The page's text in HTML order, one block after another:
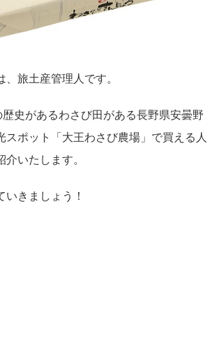
旅土産管理人です。
史があるわさび田がある長野県安曇野
スポット「大王わさび農場」で買える人
いたします。
いきましょう！